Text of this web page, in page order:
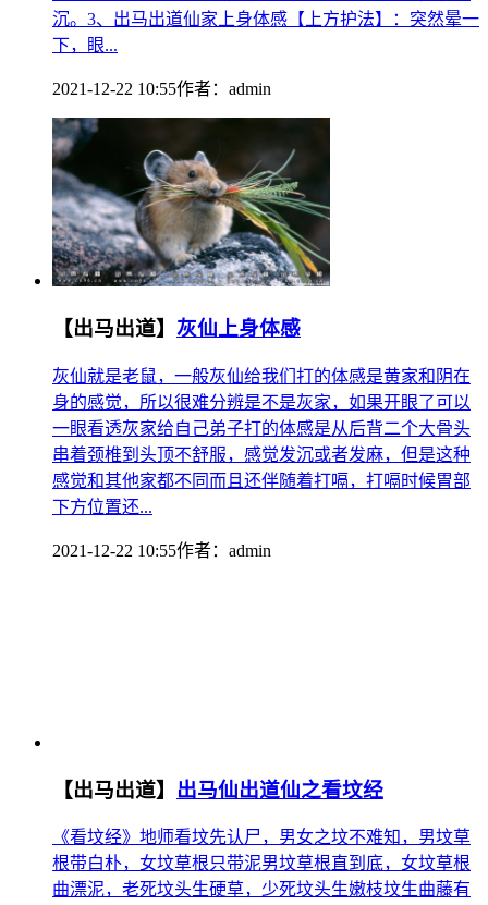
沉。3、出马出道仙家上身体感【上方护法】：突然晕一
下，眼...
2021-12-22 10:55作者： admin
【出马出道】 灰仙上身体感
灰仙就是老鼠，一般灰仙给我们打的体感是黄家和阴在
身的感觉，所以很难分辨是不是灰家，如果开眼了可以
一眼看透灰家给自己弟子打的体感是从后背二个大骨头
串着颈椎到头顶不舒服，感觉发沉或者发麻，但是这种
感觉和其他家都不同而且还伴随着打嗝，打嗝时候胃部
下方位置还...
2021-12-22 10:55作者： admin
【出马出道】 出马仙出道仙之看坟经
《看坟经》地师看坟先认尸，男女之坟不难知，男坟草
根带白朴，女坟草根只带泥男坟草根直到底，女坟草根
曲漂泥，老死坟头生硬草，少死坟头生嫩枝坟生曲藤有